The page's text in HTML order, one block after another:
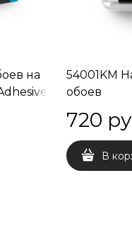
на
54001KM
обоев
720
В